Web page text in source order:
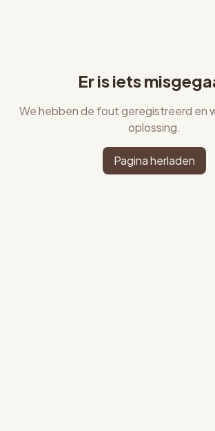
Er is iets
We hebben de fout geregistreerd en
oplossing.
Pagina herladen